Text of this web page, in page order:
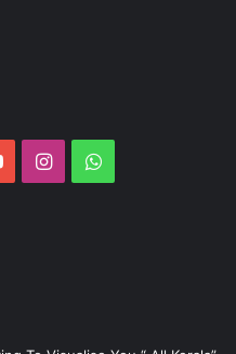
YouTubeInstagramWhatsApp